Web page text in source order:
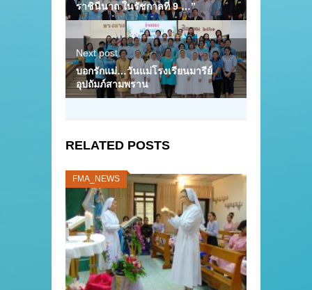
ราชินีนาถ ในรัชกาลที่ 9 …”
Next post
บอกรักแม่…วันแม่โรงเรียนมารีย์
อุปถัมภ์สามพราน
RELATED POSTS
FMA_NEWS